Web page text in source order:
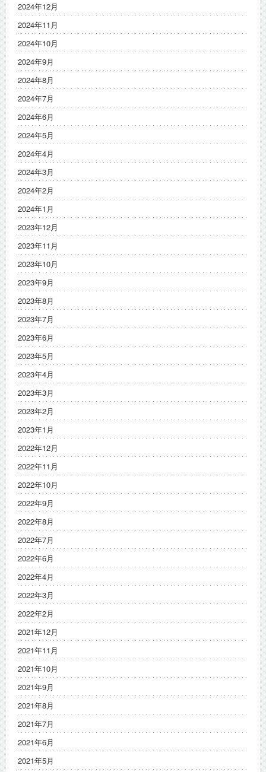
2024年12月
2024年11月
2024年10月
2024年9月
2024年8月
2024年7月
2024年6月
2024年5月
2024年4月
2024年3月
2024年2月
2024年1月
2023年12月
2023年11月
2023年10月
2023年9月
2023年8月
2023年7月
2023年6月
2023年5月
2023年4月
2023年3月
2023年2月
2023年1月
2022年12月
2022年11月
2022年10月
2022年9月
2022年8月
2022年7月
2022年6月
2022年4月
2022年3月
2022年2月
2021年12月
2021年11月
2021年10月
2021年9月
2021年8月
2021年7月
2021年6月
2021年5月